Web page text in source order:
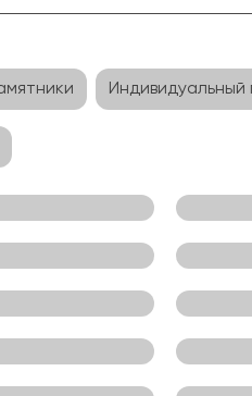
Индивидуальный